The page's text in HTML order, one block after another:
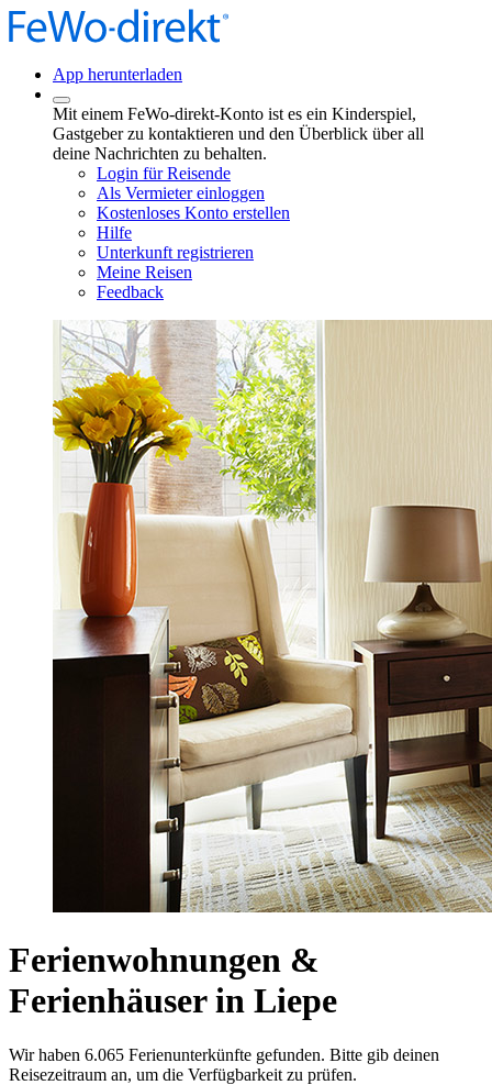
App herunterladen
Mit einem FeWo-direkt-Konto ist es ein Kinderspiel,
Gastgeber zu kontaktieren und den Überblick über all
deine Nachrichten zu behalten.
Login für Reisende
Als Vermieter einloggen
Kostenloses Konto erstellen
Hilfe
Unterkunft registrieren
Meine Reisen
Feedback
Ferienwohnungen &
Ferienhäuser in Liepe
Wir haben 6.065 Ferienunterkünfte gefunden. Bitte gib deinen
Reisezeitraum an, um die Verfügbarkeit zu prüfen.